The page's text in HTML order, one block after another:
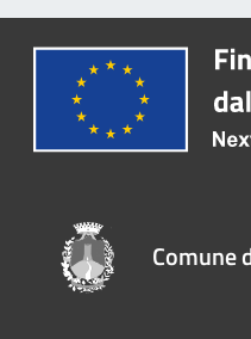
Comune